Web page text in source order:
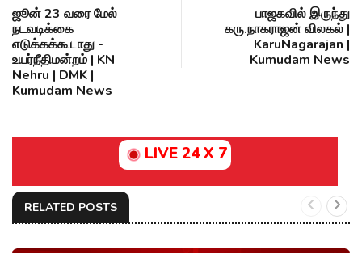
ஜூன் 23 வரை மேல்
நடவடிக்கை
எடுக்கக்கூடாது -
உயர்நீதிமன்றம் | KN
Nehru | DMK |
Kumudam News
பாஜகவில் இருந்து
கரு.நாகராஜன் விலகல் |
KaruNagarajan |
Kumudam News
LIVE 24 X 7
RELATED POSTS